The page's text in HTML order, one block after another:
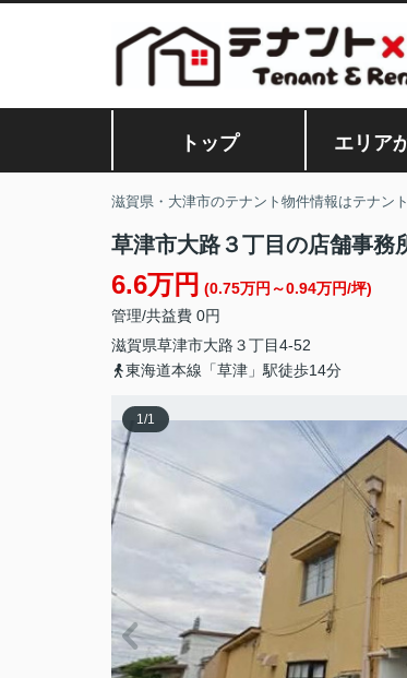
トップ エリア
滋賀県・大津市のテナント物件情報はテナン
草津市大路３丁目の店舗事務
6.6万円 (0.75万円～0.94万円/坪)
管理/共益費 0円
滋賀県草津市大路 ３丁目4-52
東海道本線「草津」駅徒歩14分
1/1